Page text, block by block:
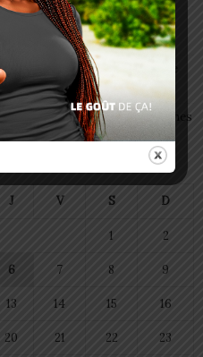
pour la visite médicale à
: les maitres-artisans se
des milliers de personnes
J V S D
1 2
6 7 8 9
13 14 15 16
20 21 22 23